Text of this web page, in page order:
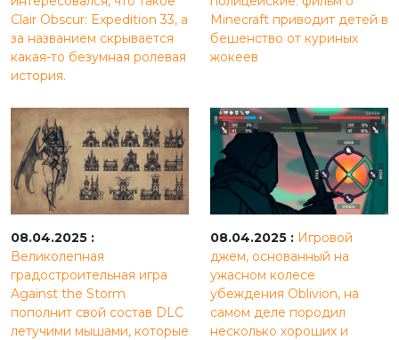
Clair Obscur: Expedition 33, а
за названием скрывается
какая-то безумная ролевая
история.
Minecraft приводит детей в
бешенство от куриных
жокеев
08.04.2025 :
Великолепная
градостроительная игра
Against the Storm
пополнит свой состав DLC
летучими мышами, которые
08.04.2025 : Игровой
джем, основанный на
ужасном колесе
убеждения Oblivion, на
самом деле породил
несколько хороших и